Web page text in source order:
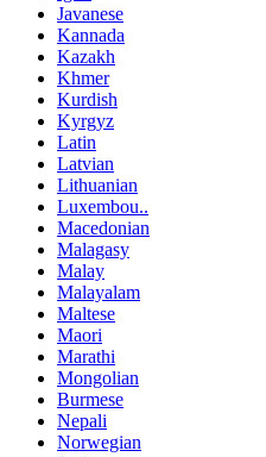
Javanese
Kannada
Kazakh
Khmer
Kurdish
Kyrgyz
Latin
Latvian
Lithuanian
Luxembou..
Macedonian
Malagasy
Malay
Malayalam
Maltese
Maori
Marathi
Mongolian
Burmese
Nepali
Norwegian